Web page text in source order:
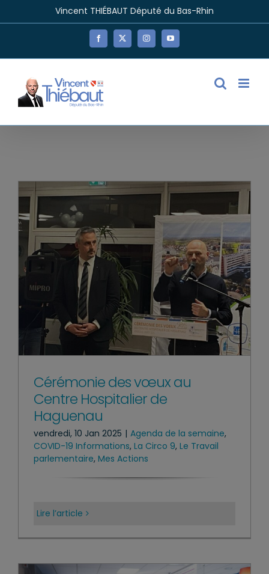
Vincent THIÉBAUT Député du Bas-Rhin
Facebook
X InstagramYouTube
Cérémonie des vœux au
Centre Hospitalier de
Haguenau
vendredi, 10 Jan 2025 | Agenda de la semaine,
COVID-19 Informations, La Circo 9, Le Travail
parlementaire, Mes Actions
Lire l’article